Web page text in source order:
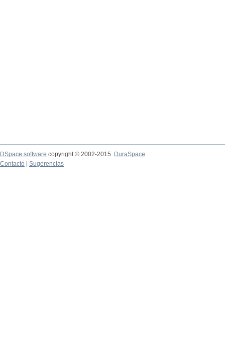
DSpace software copyright © 2002-2015
DuraSpace
Contacto
Sugerencias